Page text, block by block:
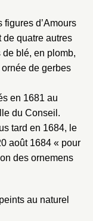
d’Amours
de quatre autres
de blé, en plomb,
de gerbes
en 1681 au
du Conseil.
tard en 1684, le
août 1684 « pour
des ornemens
au naturel